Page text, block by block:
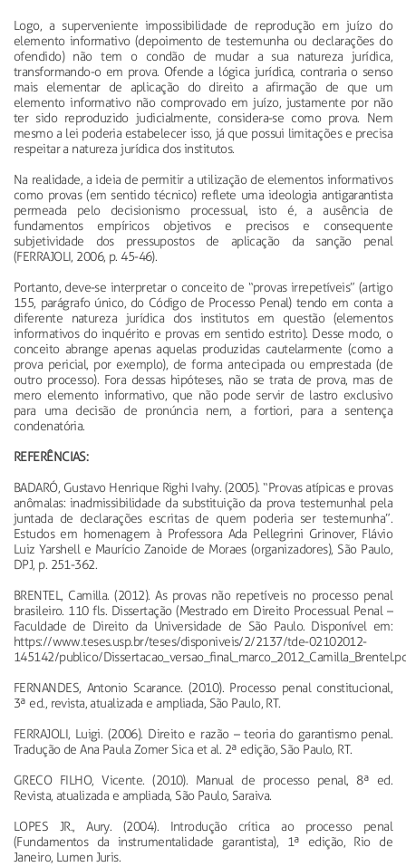
Logo, a superveniente impossibilidade de reprodução em juízo do
elemento informativo (depoimento de testemunha ou declarações do
ofendido) não tem o condão de mudar a sua natureza jurídica,
transformando-o em prova. Ofende a lógica jurídica, contraria o senso
mais elementar de aplicação do direito a afirmação de que um
elemento informativo não comprovado em juízo, justamente por não
ter sido reproduzido judicialmente, considera-se como prova. Nem
mesmo a lei poderia estabelecer isso, já que possui limitações e precisa
respeitar a natureza jurídica dos institutos.
Na realidade, a ideia de permitir a utilização de elementos informativos
como provas (em sentido técnico) reflete uma ideologia antigarantista
permeada pelo decisionismo processual, isto é, a ausência de
fundamentos empíricos objetivos e precisos e consequente
subjetividade dos pressupostos de aplicação da sanção penal
(FERRAJOLI, 2006, p. 45-46).
Portanto, deve-se interpretar o conceito de “provas irrepetíveis” (artigo
155, parágrafo único, do Código de Processo Penal) tendo em conta a
diferente natureza jurídica dos institutos em questão (elementos
informativos do inquérito e provas em sentido estrito). Desse modo, o
conceito abrange apenas aquelas produzidas cautelarmente (como a
prova pericial, por exemplo), de forma antecipada ou emprestada (de
outro processo). Fora dessas hipóteses, não se trata de prova, mas de
mero elemento informativo, que não pode servir de lastro exclusivo
para uma decisão de pronúncia nem, a fortiori, para a sentença
condenatória.
REFERÊNCIAS:
BADARÓ, Gustavo Henrique Righi Ivahy. (2005). “Provas atípicas e provas
anômalas: inadmissibilidade da substituição da prova testemunhal pela
juntada de declarações escritas de quem poderia ser testemunha”.
Estudos em homenagem à Professora Ada Pellegrini Grinover, Flávio
Luiz Yarshell e Maurício Zanoide de Moraes (organizadores), São Paulo,
DPJ, p. 251-362.
BRENTEL, Camilla. (2012). As provas não repetíveis no processo penal
brasileiro. 110 fls. Dissertação (Mestrado em Direito Processual Penal –
Faculdade de Direito da Universidade de São Paulo. Disponível em:
https://www.teses.usp.br/teses/disponiveis/2/2137/tde-02102012-
145142/publico/
FERNANDES, Antonio Scarance. (2010). Processo penal constitucional,
3ª ed., revista, atualizada e ampliada, São Paulo, RT.
FERRAJOLI, Luigi. (2006). Direito e razão – teoria do garantismo penal.
Tradução de Ana Paula Zomer Sica et al. 2ª edição, São Paulo, RT.
GRECO FILHO, Vicente. (2010). Manual de processo penal, 8ª ed.
Revista, atualizada e ampliada, São Paulo, Saraiva.
LOPES JR., Aury. (2004). Introdução crítica ao processo penal
(Fundamentos da instrumentalidade garantista), 1ª edição, Rio de
Janeiro, Lumen Juris.